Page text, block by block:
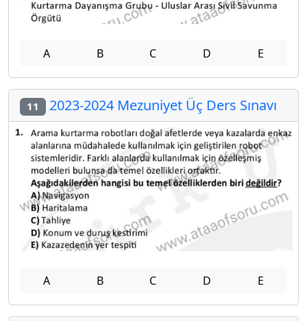
A B C D E
11 2023-2024 Mezuniyet Üç Ders Sınavı
A B C D E